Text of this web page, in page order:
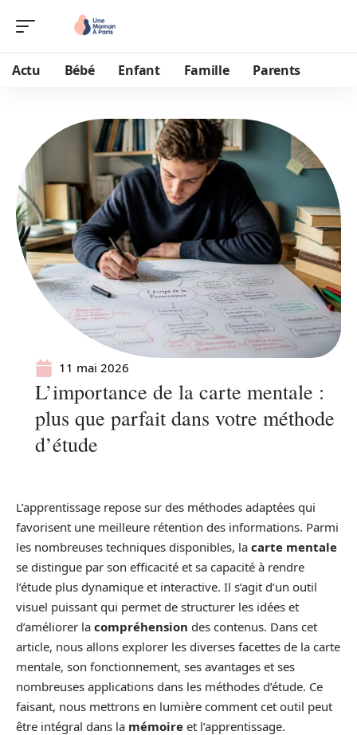
Actu Bébé Enfant Famille Parents
11 mai 2026
L’importance de la carte mentale :
plus que parfait dans votre méthode
d’étude
L’apprentissage repose sur des méthodes adaptées qui
favorisent une meilleure rétention des informations. Parmi
les nombreuses techniques disponibles, la carte mentale
se distingue par son efficacité et sa capacité à rendre
l’étude plus dynamique et interactive. Il s’agit d’un outil
visuel puissant qui permet de structurer les idées et
d’améliorer la compréhension des contenus. Dans cet
article, nous allons explorer les diverses facettes de la carte
mentale, son fonctionnement, ses avantages et ses
nombreuses applications dans les méthodes d’étude. Ce
faisant, nous mettrons en lumière comment cet outil peut
être intégral dans la mémoire et l’apprentissage.